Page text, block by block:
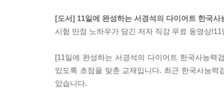
[도서] 11일에 완성하는 서경석의 다이어트 한국사
시험 만점 노하우가 담긴 저자 직강 무료 동영상
[11일에 완성하는 서경석의 다이어트 한국사능력
있도록 초점을 맞춘 교재입니다. 최근 한국사능
았습니다.